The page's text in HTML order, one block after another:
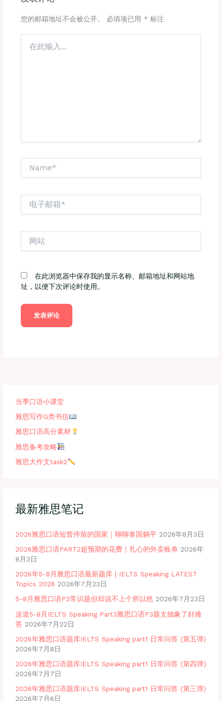
您的邮箱地址不会被公开。 必填项已用 *标注
在此浏览器中保存我的显示名称、邮箱地址和网站地
址，以便下次评论时使用。
当季口语小课堂
雅思写作G类书信
雅思口语高分素材
雅思备考攻略
雅思大作文task2
最新雅思笔记
2026雅思口语短暂停留的国家｜聊聊泰国躺平 2026年8月3日
2026雅思口语PART2超预期的花费｜扎心的外卖账单 2026年
8月3日
2026年5-8月雅思口语最新题库 | IELTS Speaking LATEST
Topics 2026 2026年7月23日
5-8月雅思口语P3常识题但却说不上个所以然 2026年7月23日
这道5-8月IELTS Speaking Part3雅思口语P3题太抽象了好难
答 2026年7月22日
2026年雅思口语题库IELTS Speaking part1 日常问答 (第五弹)
2026年7月8日
2026年雅思口语题库IELTS Speaking part1 日常问答 (第四弹)
2026年7月7日
2026年雅思口语题库IELTS Speaking part1 日常问答 (第三弹)
2026年7月6日